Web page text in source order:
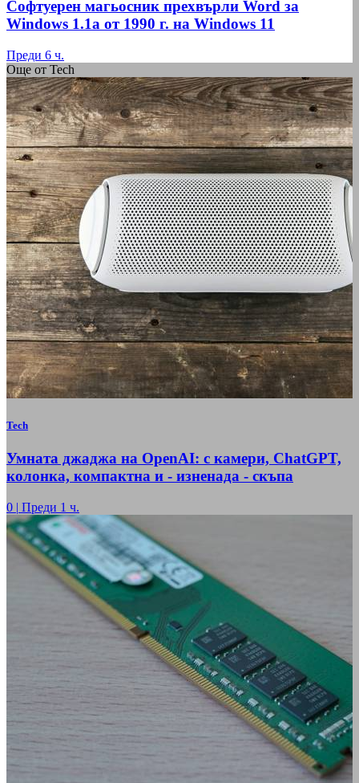
Софтуерен магьосник прехвърли Word за
Windows 1.1a от 1990 г. на Windows 11
Преди 6 ч.
Още от Tech
Tech
Умната джаджа на OpenAI: с камери, ChatGPT,
колонка, компактна и - изненада - скъпа
0 | Преди 1 ч.